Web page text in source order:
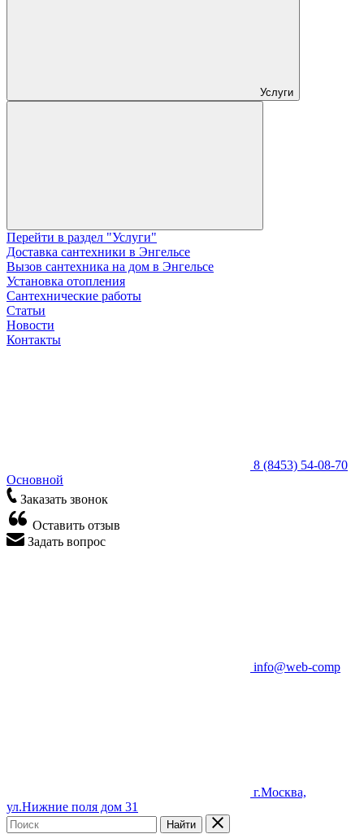
Услуги
Перейти в раздел "Услуги"
Доставка сантехники в Энгельсе
Вызов сантехника на дом в Энгельсе
Установка отопления
Сантехнические работы
Статьи
Новости
Контакты
8 (8453) 54-08-70
Основной
Заказать звонок
Оставить отзыв
Задать вопрос
info@web-comp
г.Москва,
ул.Нижние поля дом 31
Найти